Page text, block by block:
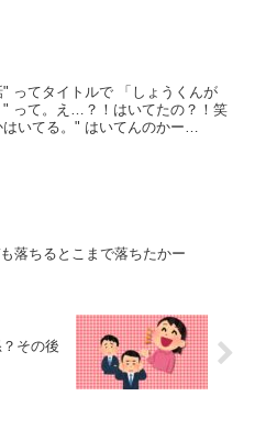
ってタイトルで 「しょうくんが
って。え…？！はいてたの？！笑
いてる。" はいてんのかー
落ちるとこまで落ちたかー
その後